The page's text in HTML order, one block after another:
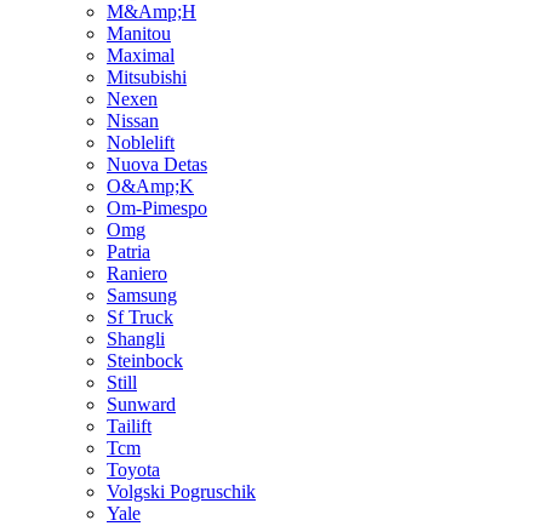
M&Amp;H
Manitou
Maximal
Mitsubishi
Nexen
Nissan
Noblelift
Nuova Detas
O&Amp;K
Om-Pimespo
Omg
Patria
Raniero
Samsung
Sf Truck
Shangli
Steinbock
Still
Sunward
Tailift
Tcm
Toyota
Volgski Pogruschik
Yale